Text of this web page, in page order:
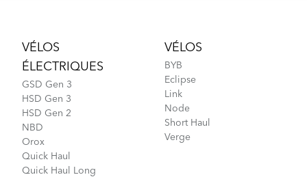
VÉLOS
ÉLECTRIQUES
GSD Gen 3
HSD Gen 3
HSD Gen 2
NBD
Orox
Quick Haul
Quick Haul Long
VÉLOS
BYB
Eclipse
Link
Node
Short Haul
Verge